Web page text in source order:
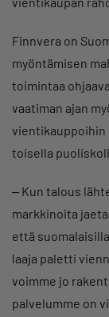
Finnvera on
myöntämisen
toimintaa
vaatiman ajan
vientikauppoihin
toisella
‒ Kun talous
markkinoita
että
laaja paletti
voimme jo
palvelumme on